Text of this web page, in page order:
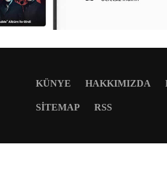
KÜNYE HAKKIMIZDA
SITEMAP RSS